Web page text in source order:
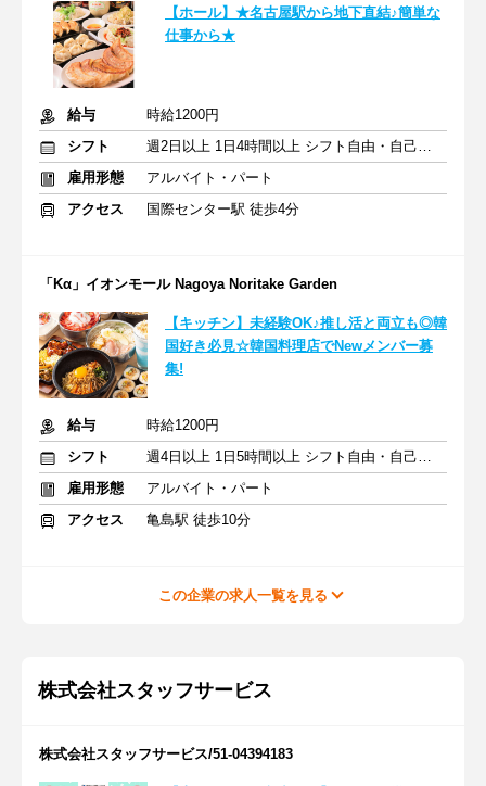
【ホール】★名古屋駅から地下直結♪簡単な
仕事から★
給与
時給1200円
シフト
週2日以上 1日4時間以上 シフト自由・自己申告
雇用形態
アルバイト・パート
アクセス
国際センター駅 徒歩4分
「Kα」イオンモール Nagoya Noritake Garden
【キッチン】未経験OK♪推し活と両立も◎韓
国好き必見☆韓国料理店でNewメンバー募
集!
給与
時給1200円
シフト
週4日以上 1日5時間以上 シフト自由・自己申告
雇用形態
アルバイト・パート
アクセス
亀島駅 徒歩10分
この企業の求人一覧を見る
株式会社スタッフサービス
株式会社スタッフサービス/51-04394183